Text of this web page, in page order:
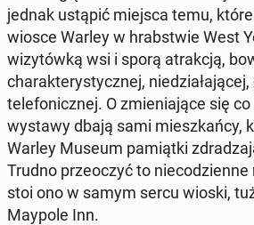
jednak ustąpić miejsca temu,
wiosce Warley w hrab­stwie West
wi­zy­tów­ką wsi i sporą atrak­cją,
cha­rak­te­ry­stycz­nej,
te­le­fo­nicz­nej. O zmie­nia­ją­ce się
wystawy dbają sami miesz­kań­cy,
Warley Museum pa­miąt­ki
Trudno prze­oczyć to
stoi ono w samym sercu wioski,
Maypole Inn.